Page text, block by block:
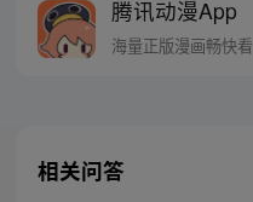
者啊！我只
上面说的那
腾讯动漫App
海量正版漫画畅快看
相关问答